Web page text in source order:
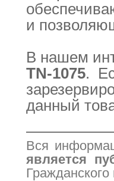
и
В нашем
TN-1075.
данный
Вся
является